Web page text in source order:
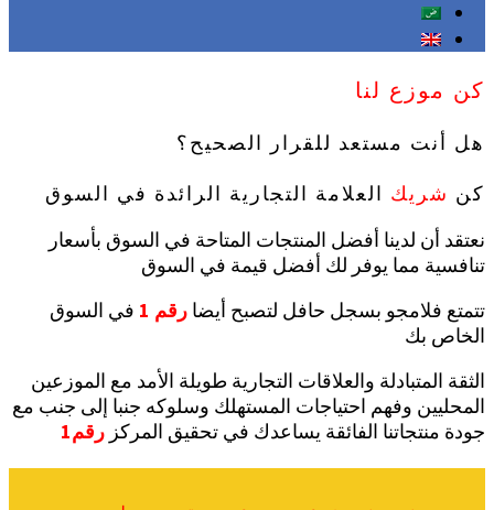
كن موزع لنا
هل أنت مستعد للقرار الصحيح؟
كن شريك العلامة التجارية الرائدة في السوق
نعتقد أن لدينا أفضل المنتجات المتاحة في السوق بأسعار
تنافسية مما يوفر لك أفضل قيمة في السوق
تتمتع فلامجو بسجل حافل لتصبح أيضا رقم 1
في السوق
الخاص بك
الثقة المتبادلة والعلاقات التجارية طويلة الأمد مع الموزعين
المحليين وفهم احتياجات المستهلك وسلوكه جنبا إلى جنب مع
جودة منتجاتنا الفائقة يساعدك في تحقيق المركز رقم1